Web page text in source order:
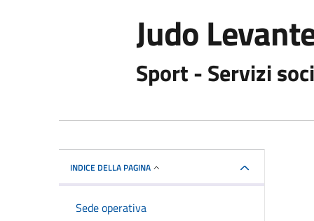
Judo
Sport - Servizi
INDICE DELLA PAGINA
Sede operativa